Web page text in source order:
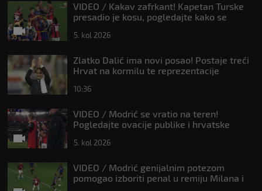
VIDEO / Kakav zafrkant! Kapetan Turske
presadio je kosu, pogledajte kako se
5. kol 2026
Zlatko Dalić ima novi posao! Postaje treći
Hrvat na kormilu te reprezentacije
10:36
VIDEO / Modrić se vratio na teren!
Pogledajte ovacije publike i hrvatske
5. kol 2026
VIDEO / Modrić genijalnim potezom
pomogao izboriti penal u remiju Milana i